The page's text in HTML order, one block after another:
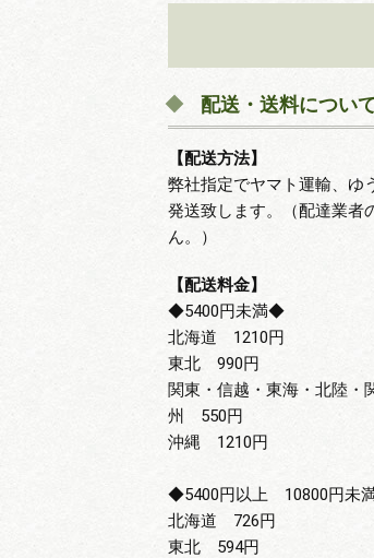
配送・送料につい
【配送方法】
弊社指定でヤマト運輸、ゆ
発送致します。（配達業者
ん。）
【配送料金】
◆5400円未満
北海道 1210円
東北 990円
関東・信越・東海・北陸・
州 550円
沖縄 1210円
◆5400円以上
北海道 726円
東北 594円